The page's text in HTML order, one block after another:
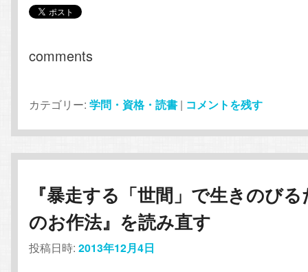
comments
カテゴリー: 学問・資格・読書 | コメントを残す
『暴走する「世間」で生きのび
のお作法』を読み直す
投稿日時:2013年12月4日